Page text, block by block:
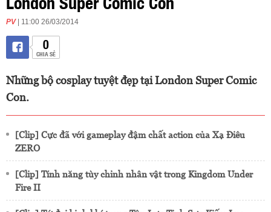
PV | 11:00 26/03/2014
0
CHIA SẺ
Những bộ cosplay tuyệt đẹp tại London Super Comic
Con.
[Clip] Cực đã với gameplay đậm chất action của Xạ Điêu
ZERO
[Clip] Tính năng tùy chỉnh nhân vật trong Kingdom Under
Fire II